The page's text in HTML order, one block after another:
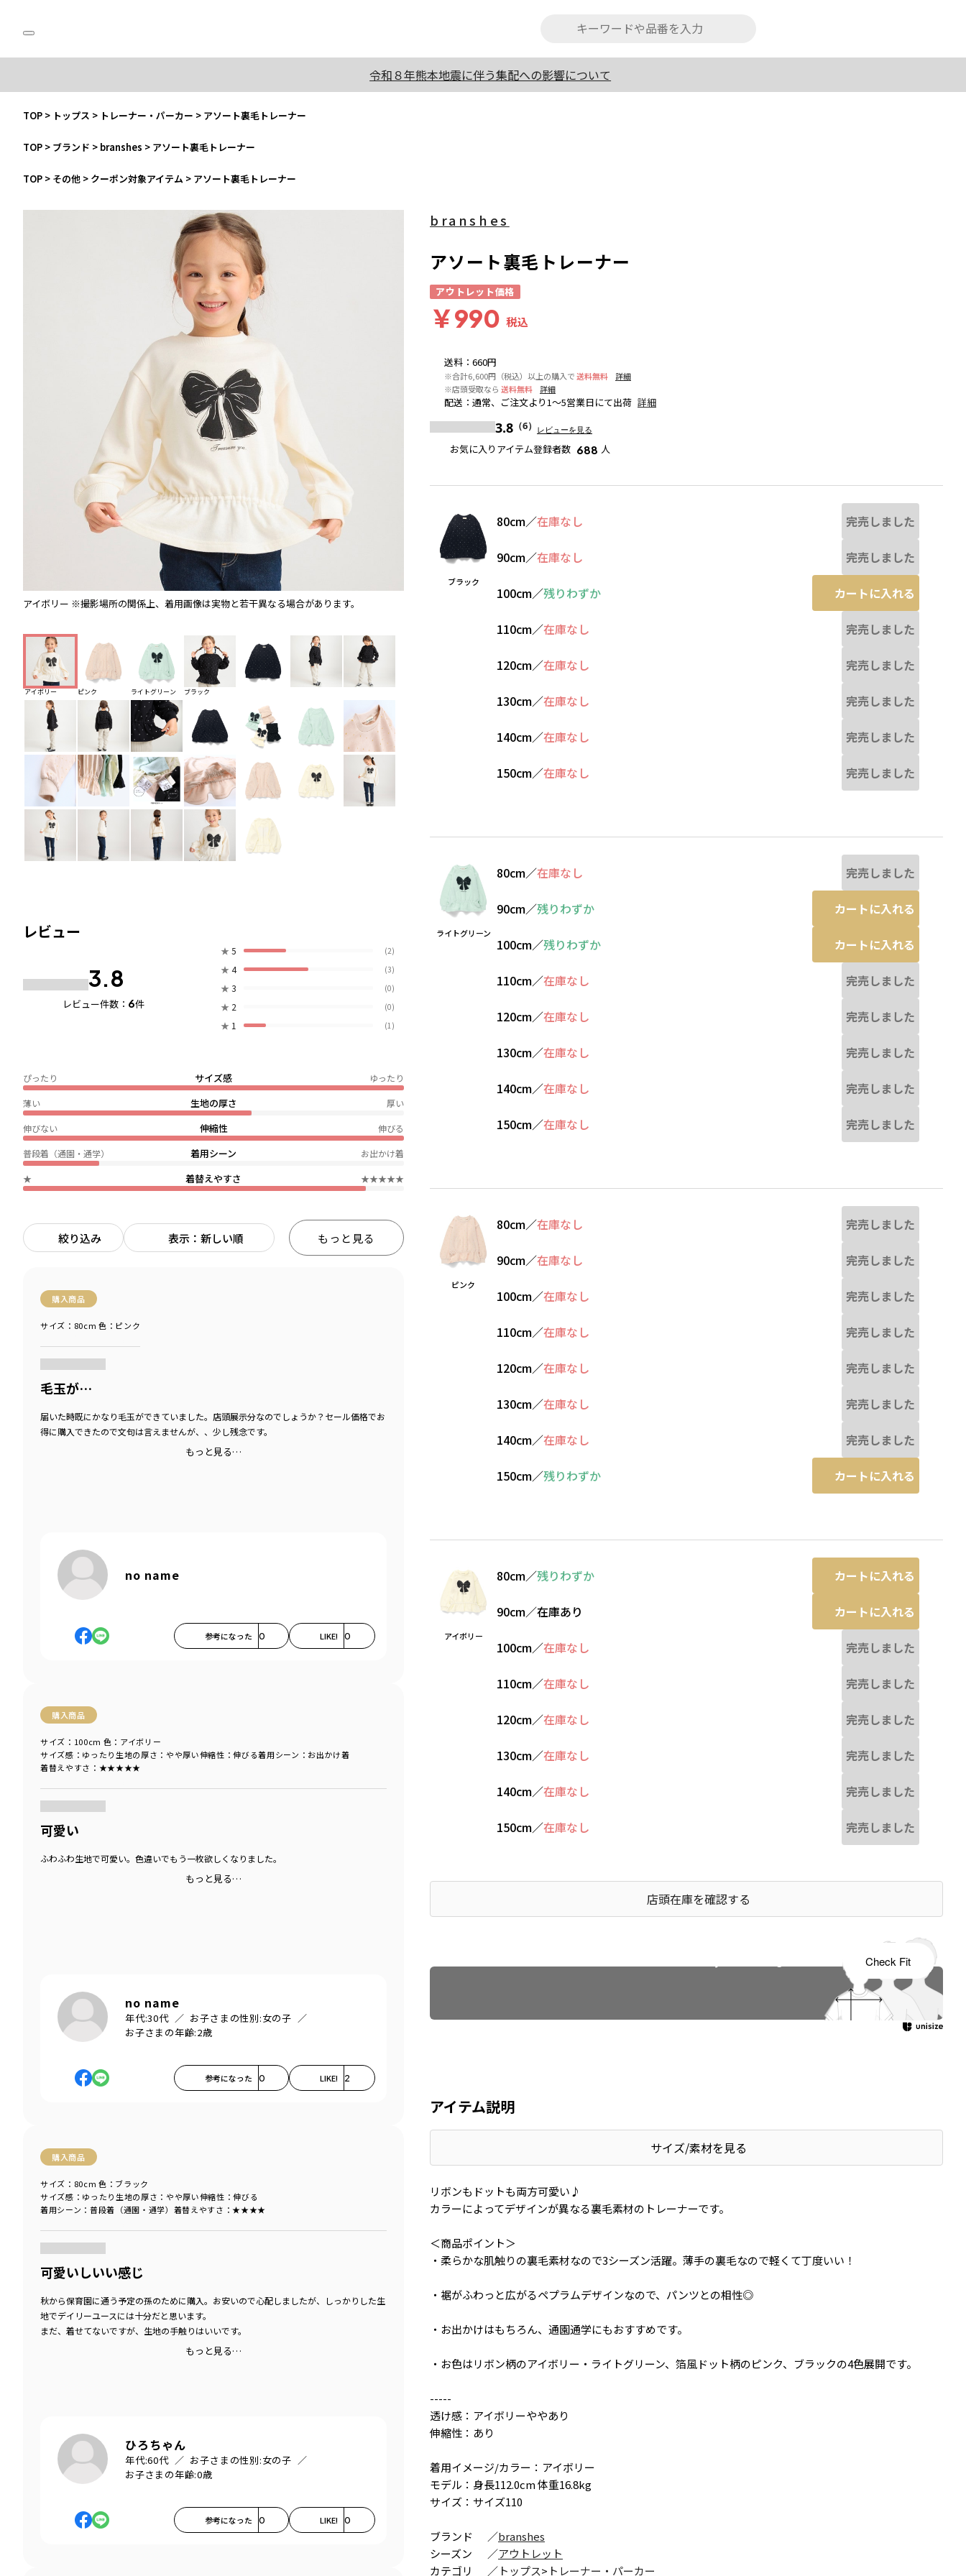
令和８年熊本地震に伴う集配への影響について
TOP > トップス > トレーナー・パーカー > アソート裏毛トレーナー
TOP > ブランド > branshes > アソート裏毛トレーナー
TOP > その他 > クーポン対象アイテム > アソート裏毛トレーナー
アイボリー ※撮影場所の関係上、着用画像は実物と若干異なる場合があります。 ※撮影場所の関係上、着用画像は実物と若干異なる場合があります。 ※撮影場所の関係上、着
アイボリー ピンク ライトグリーン ブラック
レビュー
3.8
レビュー件数： 6件
★ 5 (2)
★ 4 (3)
★ 3 (0)
★ 2 (0)
★ 1 (1)
サイズ感
ぴったり ゆったり
生地の厚さ
薄い 厚い
伸縮性
伸びない 伸びる
着用シーン
普段着（通園・通学） お出かけ着
着替えやすさ
★ ★★★★★
絞り込み 表示：新しい順 もっと見る
購入商品
サイズ：80cm 色：ピンク
毛玉が…
届いた時既にかなり毛玉ができていました。店頭展示分なのでしょうか？セール価格でお
得に購入できたので文句は言えませんが、、少し残念です。
もっと見る…
no name
参考になった 0 LIKE! 0
購入商品
サイズ感 ：ゆったり 生地の厚さ ：やや厚い伸縮性 ：伸びる着用シーン ：お出かけ着
着替えやすさ ：★★★★★
サイズ：100cm 色：アイボリー
可愛い
ふわふわ生地で可愛い。色違いでもう一枚欲しくなりました。
もっと見る…
no name
年代:30代 お子さまの性別:女の子
お子さまの年齢:2歳
参考になった 0 LIKE! 2
購入商品
サイズ感 ：ゆったり 生地の厚さ ：やや厚い伸縮性 ：伸びる
着用シーン ：普段着（通園・通学） 着替えやすさ ：★★★★
サイズ：80cm 色：ブラック
可愛いしいい感じ
秋から保育園に通う予定の孫のために購入。お安いので心配しましたが、しっかりした生
地でデイリーユースには十分だと思います。
まだ、着せてないですが、生地の手触りはいいです。
もっと見る…
ひろちゃん
年代:60代 お子さまの性別:女の子
お子さまの年齢:0歳
参考になった 0 LIKE! 0
送料 ： 660円
※合計6,600円（税込）以上の購入で送料無料
詳細
※店頭受取なら 送料無料 詳細
配送 ： 通常、ご注文より1～5営業日にて出荷 詳細
3.8 （6） レビューを見る
お気に入りアイテム登録者数 688 人
branshes
アソート裏毛トレーナー
アウトレット価格
￥990 税込
ブラック
80cm／在庫なし 完売しました
90cm／在庫なし 完売しました
100cm／残りわずか カートに入れる
110cm／在庫なし 完売しました
120cm／在庫なし 完売しました
130cm／在庫なし 完売しました
140cm／在庫なし 完売しました
150cm／在庫なし 完売しました
ライトグリーン
80cm／在庫なし 完売しました
90cm／残りわずか カートに入れる
100cm／残りわずか カートに入れる
110cm／在庫なし 完売しました
120cm／在庫なし 完売しました
130cm／在庫なし 完売しました
140cm／在庫なし 完売しました
150cm／在庫なし 完売しました
ピンク
80cm／在庫なし 完売しました
90cm／在庫なし 完売しました
100cm／在庫なし 完売しました
110cm／在庫なし 完売しました
120cm／在庫なし 完売しました
130cm／在庫なし 完売しました
140cm／在庫なし 完売しました
150cm／残りわずか カートに入れる
アイボリー
80cm／残りわずか カートに入れる
90cm／在庫あり カートに入れる
100cm／在庫なし 完売しました
110cm／在庫なし 完売しました
120cm／在庫なし 完売しました
130cm／在庫なし 完売しました
140cm／在庫なし 完売しました
150cm／在庫なし 完売しました
店頭在庫を確認する
アイテム説明
サイズ/素材を見る
リボンもドットも両方可愛い♪
カラーによってデザインが異なる裏毛素材のトレーナーです。
＜商品ポイント＞
・柔らかな肌触りの裏毛素材なので3シーズン活躍。薄手の裏毛なので軽くて丁度いい！
・裾がふわっと広がるペプラムデザインなので、パンツとの相性◎
・お出かけはもちろん、通園通学にもおすすめです。
・お色はリボン柄のアイボリー・ライトグリーン、箔風ドット柄のピンク、ブラックの4色展開です。
-----
透け感：アイボリーややあり
伸縮性：あり
着用イメージ/カラー：アイボリー
モデル：身長112.0cm 体重16.8kg
サイズ：サイズ110
ブランド ／branshes
シーズン
／アウトレット
カテゴリ
／ トップス> トレーナー・パーカー
Check Fit